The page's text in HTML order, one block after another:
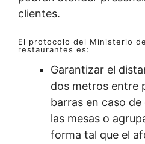
clientes.
El protocolo del Ministerio
restaurantes es:
Garantizar el
dos metros entre
barras en caso
las mesas o
forma tal que el